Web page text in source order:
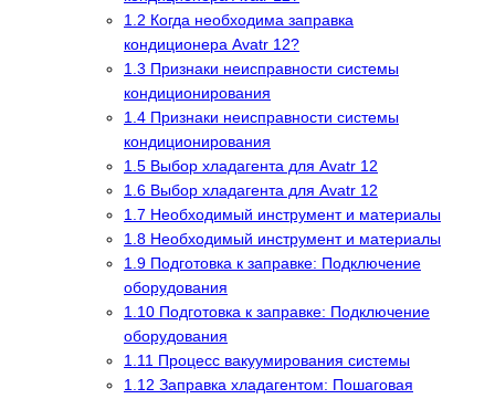
1.2 Когда необходима заправка
кондиционера Avatr 12?
1.3 Признаки неисправности системы
кондиционирования
1.4 Признаки неисправности системы
кондиционирования
1.5 Выбор хладагента для Avatr 12
1.6 Выбор хладагента для Avatr 12
1.7 Необходимый инструмент и материалы
1.8 Необходимый инструмент и материалы
1.9 Подготовка к заправке: Подключение
оборудования
1.10 Подготовка к заправке: Подключение
оборудования
1.11 Процесс вакуумирования системы
1.12 Заправка хладагентом: Пошаговая